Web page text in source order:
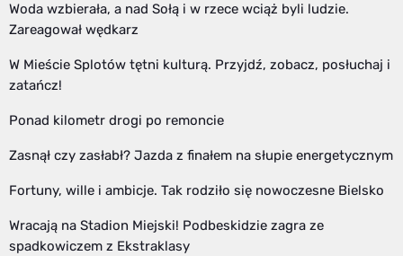
Woda wzbierała, a nad Sołą i w rzece wciąż byli ludzie.
Zareagował wędkarz
W Mieście Splotów tętni kulturą. Przyjdź, zobacz, posłuchaj i
zatańcz!
Ponad kilometr drogi po remoncie
Zasnął czy zasłabł? Jazda z finałem na słupie energetycznym
Fortuny, wille i ambicje. Tak rodziło się nowoczesne Bielsko
Wracają na Stadion Miejski! Podbeskidzie zagra ze
spadkowiczem z Ekstraklasy